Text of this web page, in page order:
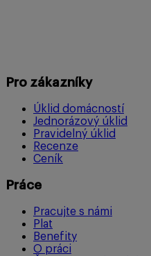
Pro zákazníky
Úklid domácností
Jednorázový úklid
Pravidelný úklid
Recenze
Ceník
Práce
Pracujte s námi
Plat
Benefity
O práci